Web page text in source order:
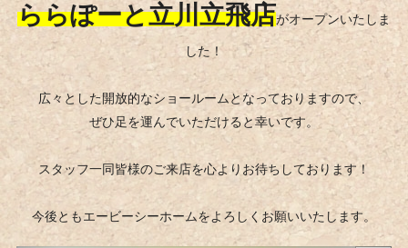
ららぽーと立川立飛店がオープンいたしま
した！
広々とした開放的なショールームとなっておりますので、
ぜひ足を運んでいただけると幸いです。
スタッフ一同皆様のご来店を心よりお待ちしております！
今後ともエービーシーホームをよろしくお願いいたします。